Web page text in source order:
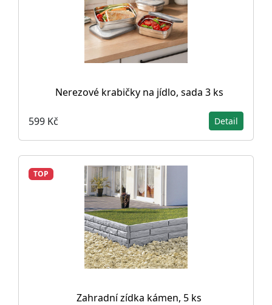
Nerezové krabičky na jídlo, sada 3 ks
599 Kč Detail
TOP
Zahradní zídka kámen, 5 ks